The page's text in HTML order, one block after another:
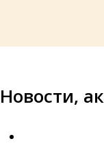
Новости,